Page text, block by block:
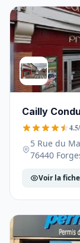
Cailly
5 Rue du
76440
Voir la fiche